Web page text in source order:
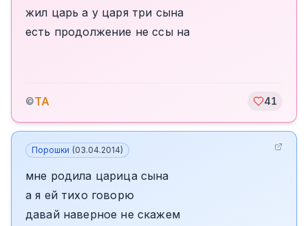
жил царь а у царя три сына
есть продолжение не ссы на
©TA 41
Порошки (03.04.2014)
мне родила царица сына
а я ей тихо говорю
давай наверное не скажем